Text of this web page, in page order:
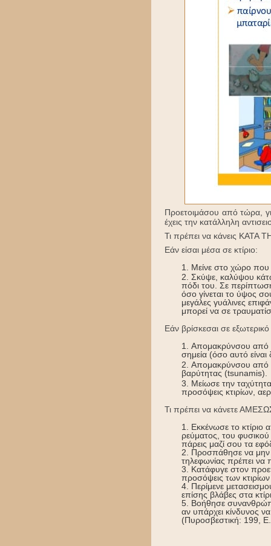
Προετοιμάσου από τώρα,
έχεις την κατάλληλη
Τι πρέπει να κάνεις ΚΑΤΑ
Εάν είσαι μέσα σε κτίριο:
Μείνε στο χώρο που
Σκύψε, καλύψου
πόδι του. Σε
όσο γίνεται το ύψος
μεγάλες γυάλινες
μπορεί να σε
Eάν βρίσκεσαι σε
Απομακρύνσου από
σημεία (όσο αυτό
Απομακρύνσου από
βαρύτητας (tsunamis).
Μείωσε την
προσόψεις κτιρίων,
Τι πρέπει να κάνετε
Εκκένωσε το κτίριο
ρεύματος, του
πάρεις μαζί σου τα
2. Προσπάθησε να μην
τηλεφωνίας πρέπει να
3. Κατάφυγε στον
προσόψεις των
4. Περίμενε
επίσης βλάβες στα
5. Βοήθησε
αν υπάρχει κίνδυνος
(Πυροσβεστική: 199,